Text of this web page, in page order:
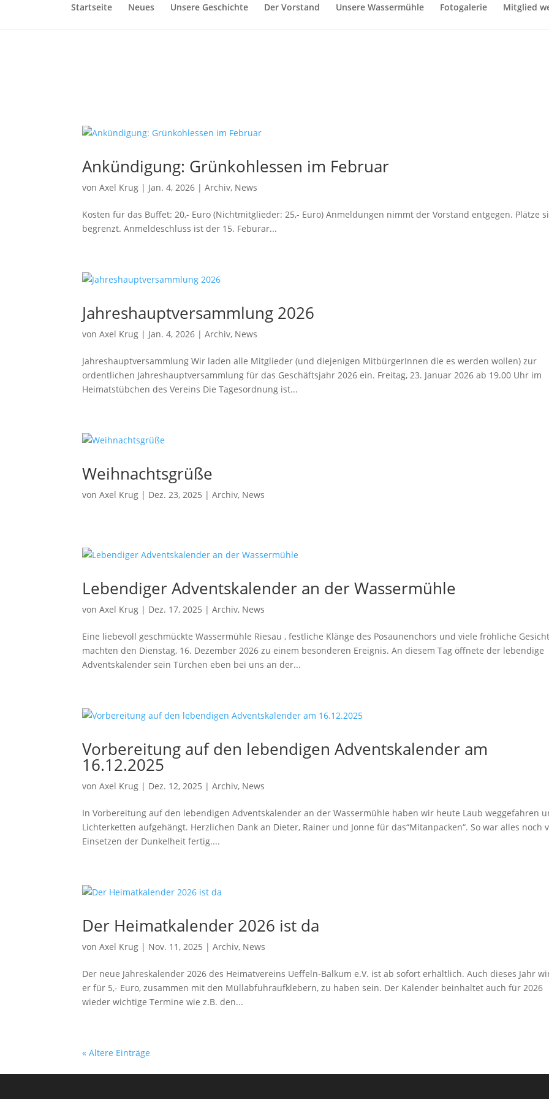
Startseite Neues Unsere Geschichte Der Vorstand Unsere Wassermühle Fotogalerie Mitglied
Ankündigung: Grünkohlessen im Februar
vonAxel Krug | Jan. 4, 2026 |Archiv, News
Kosten für das Buffet: 20,- Euro (Nichtmitglieder: 25,- Euro) Anmeldungen nimmt der Vorstand entgegen. Plätze
begrenzt. Anmeldeschluss ist der 15. Feburar...
Jahreshauptversammlung 2026
vonAxel Krug | Jan. 4, 2026 |Archiv, News
Jahreshauptversammlung Wir laden alle Mitglieder (und diejenigen MitbürgerInnen die es werden wollen) zur
ordentlichen Jahreshauptversammlung für das Geschäftsjahr 2026 ein. Freitag, 23. Januar 2026 ab 19.00 Uhr im
Heimatstübchen des Vereins Die Tagesordnung ist...
Weihnachtsgrüße
vonAxel Krug | Dez. 23, 2025 |Archiv, News
Lebendiger Adventskalender an der Wassermühle
vonAxel Krug | Dez. 17, 2025 |Archiv, News
Eine liebevoll geschmückte Wassermühle Riesau , festliche Klänge des Posaunenchors und viele fröhliche
machten den Dienstag, 16. Dezember 2026 zu einem besonderen Ereignis. An diesem Tag öffnete der lebendige
Adventskalender sein Türchen eben bei uns an der...
Vorbereitung auf den lebendigen Adventskalender am
16.12.2025
vonAxel Krug | Dez. 12, 2025 |Archiv, News
In Vorbereitung auf den lebendigen Adventskalender an der Wassermühle haben wir heute Laub weggefahren
Lichterketten aufgehängt. Herzlichen Dank an Dieter, Rainer und Jonne für das“Mitanpacken“. So war alles noch
Einsetzen der Dunkelheit fertig....
Der Heimatkalender 2026 ist da
vonAxel Krug | Nov. 11, 2025 |Archiv, News
Der neue Jahreskalender 2026 des Heimatvereins Ueffeln-Balkum e.V. ist ab sofort erhältlich. Auch dieses Jahr
er für 5,- Euro, zusammen mit den Müllabfuhraufklebern, zu haben sein. Der Kalender beinhaltet auch für 2026
wieder wichtige Termine wie z.B. den...
« Ältere Einträge